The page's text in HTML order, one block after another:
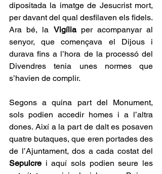
dipositada la imatge de Jesucrist mort,
per davant del qual desfilaven els fidels.
Ara bé, la Vigília per acompanyar al
senyor, que començava el Dijous i
durava fins a l’hora de la processó del
Divendres tenia unes normes que
s’havien de complir.
Segons a quina part del Monument,
sols podien accedir homes i a l’altra
dones. Així a la part de dalt es posaven
quatre butaques, que eren portades des
Sepulcre i aquí sols podien seure les